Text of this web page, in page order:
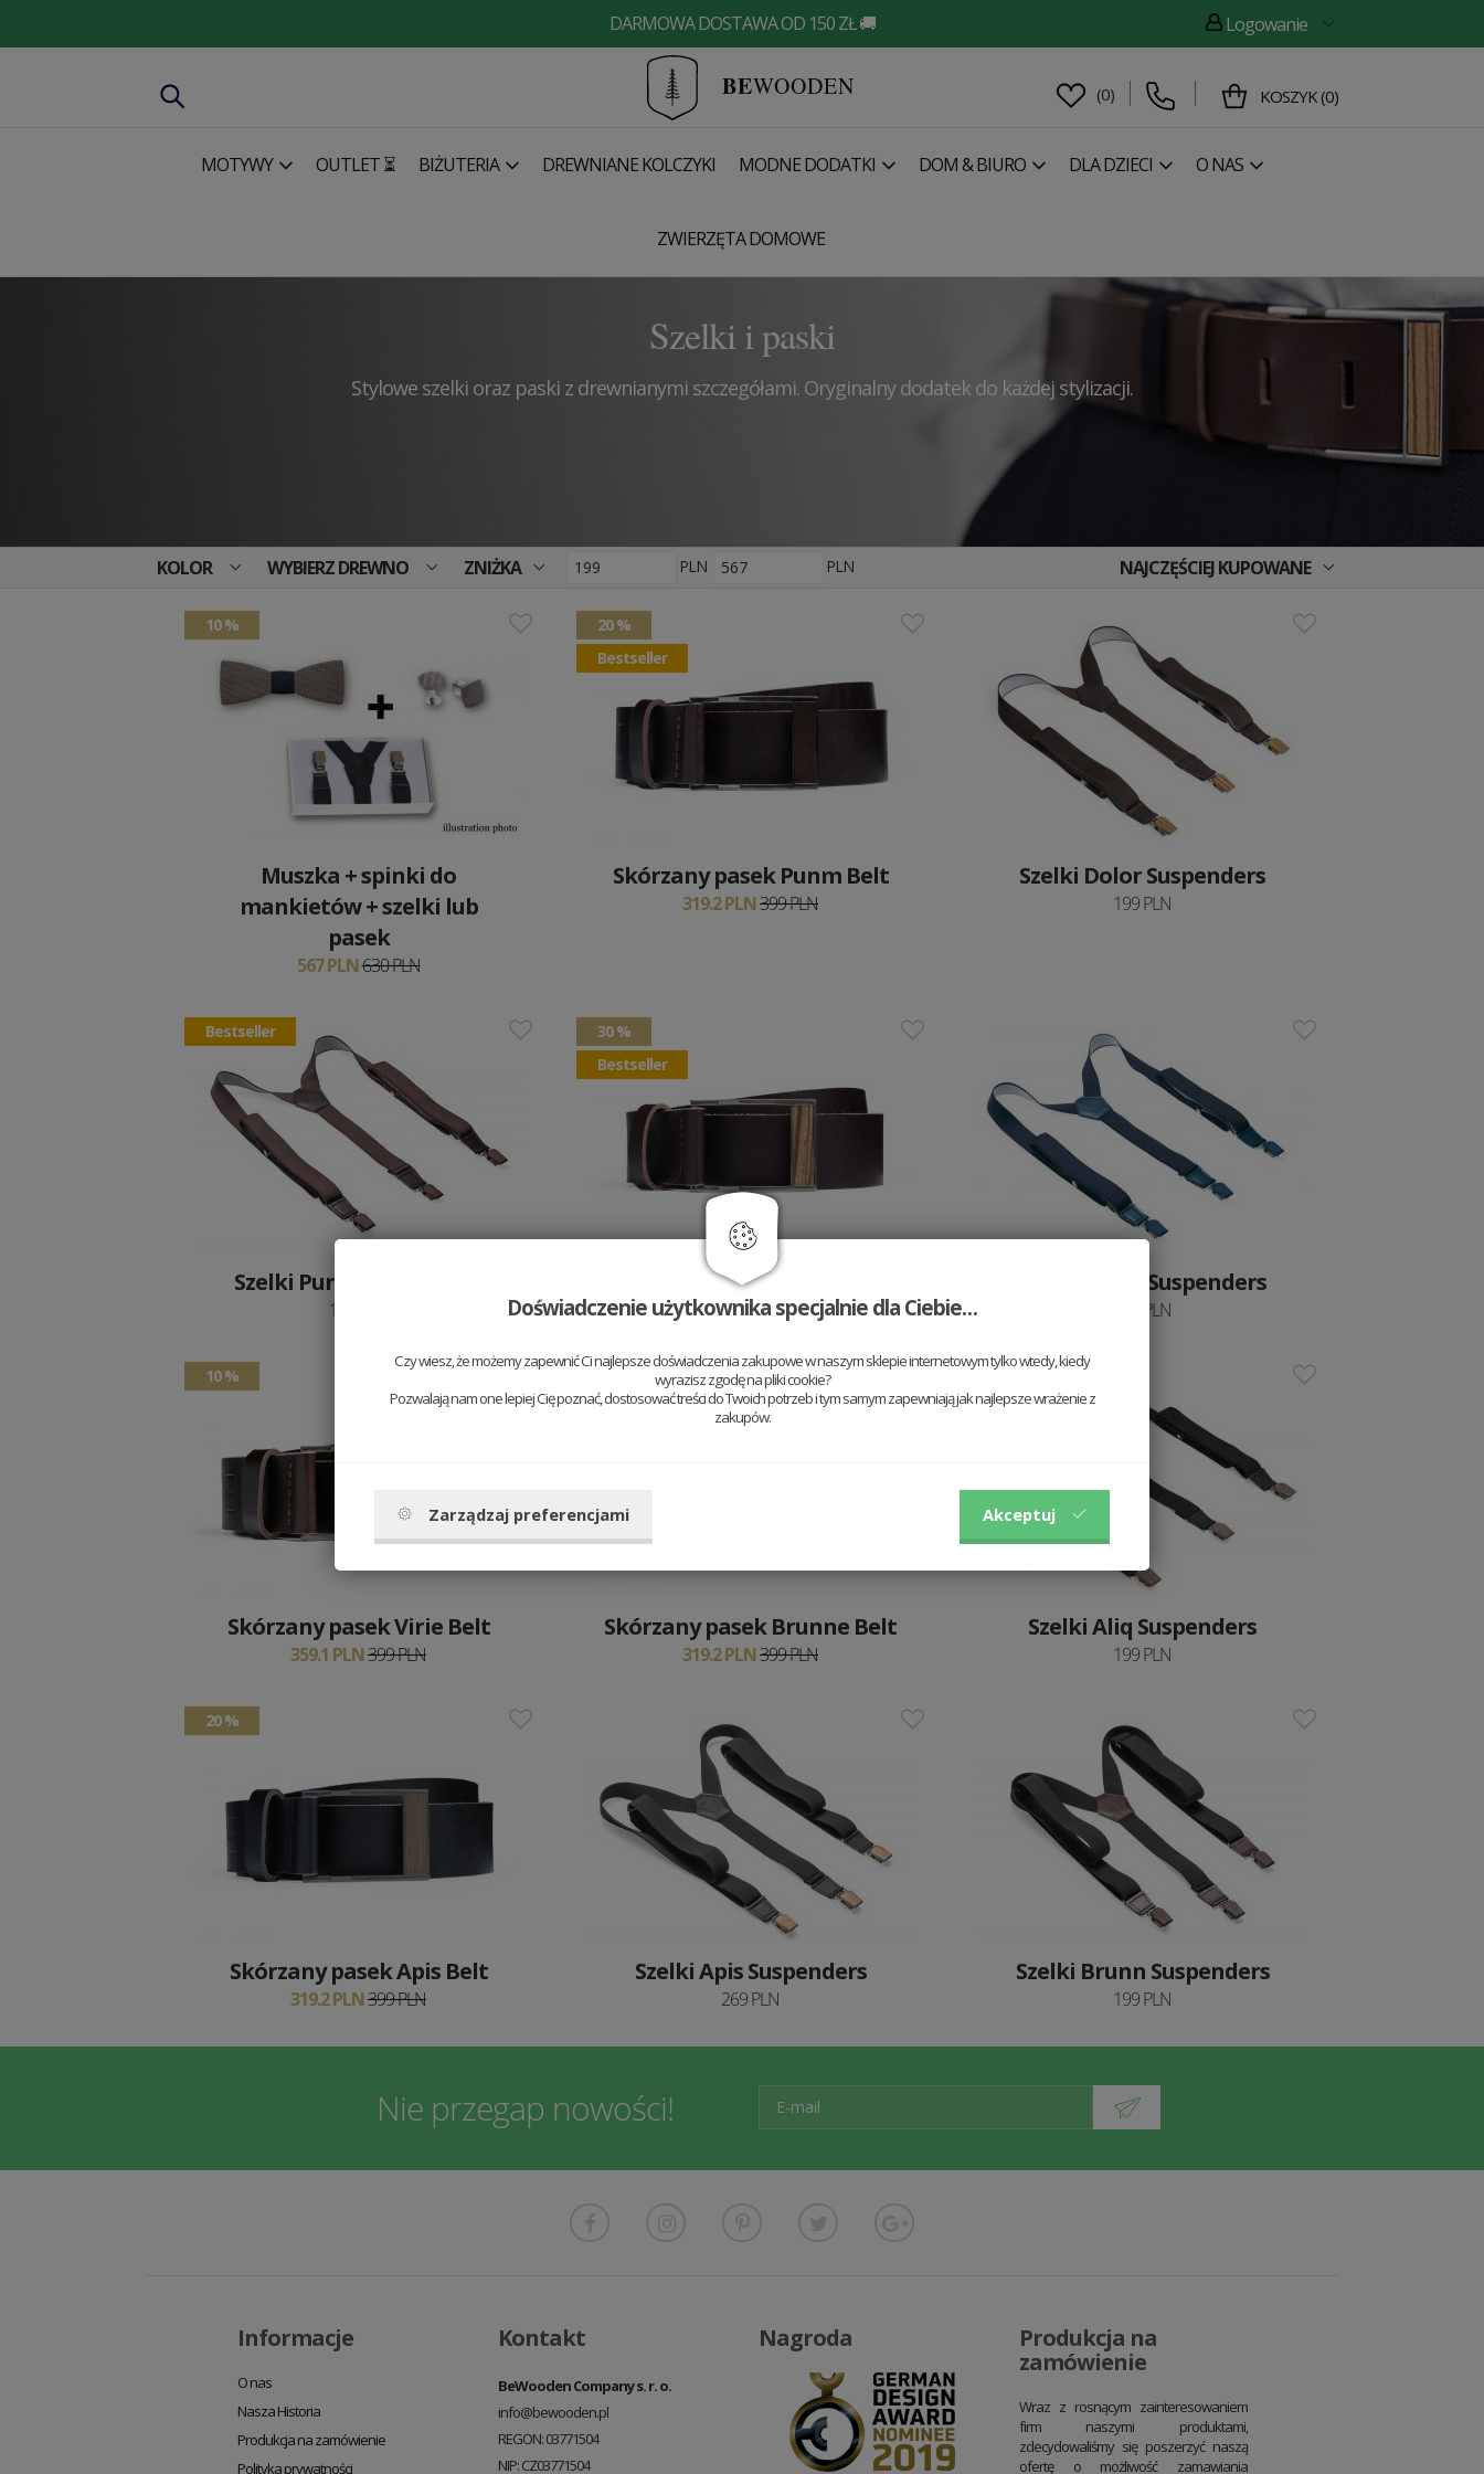
DARMOWA DOSTAWA OD 150 ZŁ 🚚 Logowanie
BEWOODEN (0) KOSZYK (0)
MOTYWY OUTLET ⏳ BIŻUTERIA DREWNIANE KOLCZYKI MODNE DODATKI DOM & BIURO DLA DZIECI O NAS
ZWIERZĘTA DOMOWE
Szelki i paski
Stylowe szelki oraz paski z drewnianymi szczegółami. Oryginalny dodatek do każdej stylizacji.
KOLOR WYBIERZ DREWNO ZNIŻKA PLN PLN NAJCZĘŚCIEJ KUPOWANE
10 %
Muszka + spinki do
mankietów + szelki lub
pasek
567 PLN630 PLN
20 %
Bestseller
Skórzany pasek Punm Belt
319.2 PLN399 PLN
Szelki Dolor Suspenders
199 PLN
Bestseller
Szelki Punm Suspenders
199 PLN
30 %
Bestseller
Skórzany pasek Linea Belt
279.3 PLN399 PLN
Szelki Stella Suspenders
199 PLN
10 %
Skórzany pasek Virie Belt
359.1 PLN399 PLN
20 %
Skórzany pasek Brunne Belt
319.2 PLN399 PLN
Szelki Aliq Suspenders
199 PLN
20 %
Skórzany pasek Apis Belt
319.2 PLN399 PLN
Szelki Apis Suspenders
269 PLN
Szelki Brunn Suspenders
199 PLN
Nie przegap nowości!
Informacje
O nas
Nasza Historia
Produkcja na zamówienie
Polityka prywatności
Kontakt
BeWooden Company s. r. o.
info@bewooden.pl
REGON: 03771504
NIP: CZ03771504
Nagroda
Produkcja na
zamówienie
Wraz z rosnącym zainteresowaniem
firm naszymi produktami,
zdecydowaliśmy się poszerzyć naszą
ofertę o możliwość zamawiania
Doświadczenie użytkownika specjalnie dla Ciebie…
Czy wiesz, że możemy zapewnić Ci najlepsze doświadczenia zakupowe w naszym sklepie internetowym tylko wtedy, kiedy
wyrazisz zgodę na pliki cookie?
Pozwalają nam one lepiej Cię poznać, dostosować treści do Twoich potrzeb i tym samym zapewniają jak najlepsze wrażenie z
zakupów.
Zarządzaj preferencjami Akceptuj